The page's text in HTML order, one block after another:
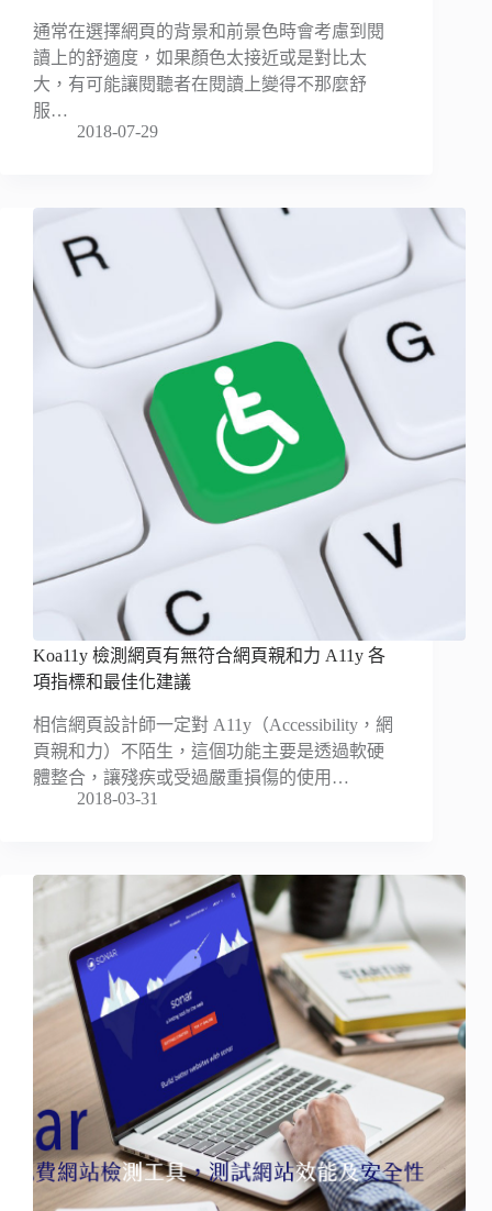
通常在選擇網頁的背景和前景色時會考慮到閱
讀上的舒適度，如果顏色太接近或是對比太
大，有可能讓閱聽者在閱讀上變得不那麼舒
服…
2018-07-29
Koa11y 檢測網頁有無符合網頁親和力 A11y 各
項指標和最佳化建議
相信網頁設計師一定對 A11y（Accessibility，網
頁親和力）不陌生，這個功能主要是透過軟硬
體整合，讓殘疾或受過嚴重損傷的使用…
2018-03-31